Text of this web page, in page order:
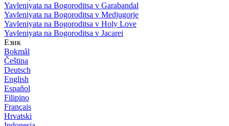
Yavleniyata na Bogoroditsa v Garabandal
Yavleniyata na Bogoroditsa v Medjugorje
Yavleniyata na Bogoroditsa v Holy Love
Yavleniyata na Bogoroditsa v Jacarei
Език
Bokmål
Čeština
Deutsch
English
Español
Filipino
Français
Hrvatski